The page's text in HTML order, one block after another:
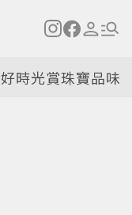
好時光賞珠寶品味